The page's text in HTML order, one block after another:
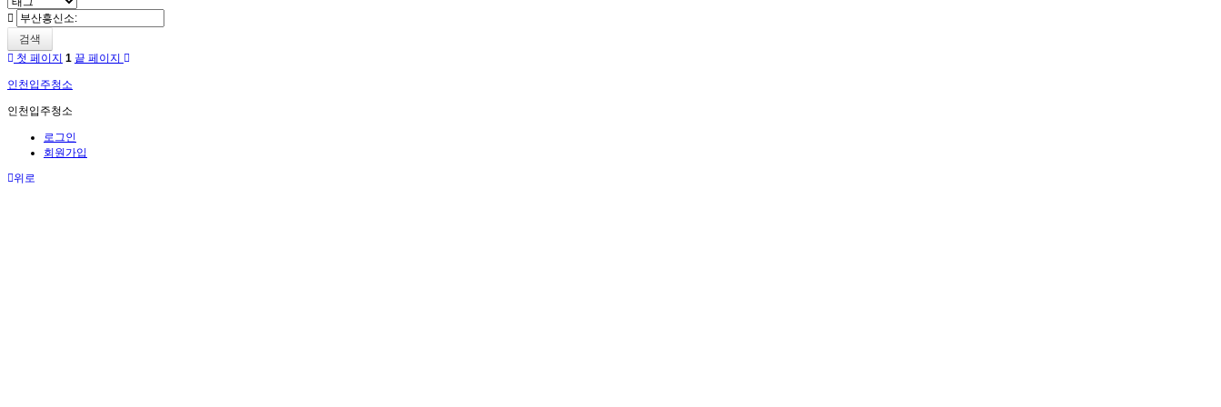
검색
첫 페이지 1 끝 페이지
인천입주청소
인천입주청소
로그인
회원가입
위로